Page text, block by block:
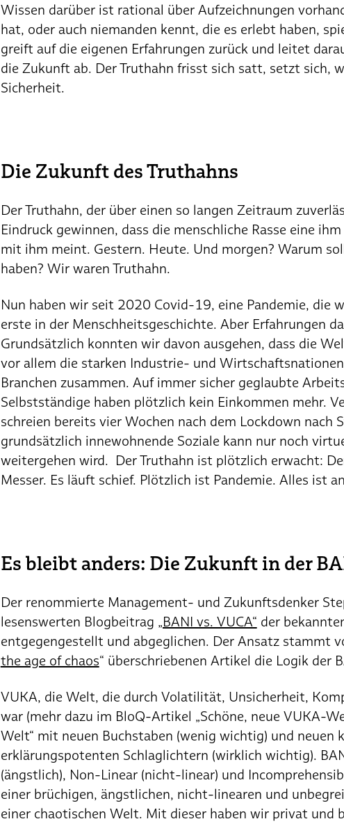
Wissen darüber ist rational über Aufzeichnungen
hat, oder auch niemanden kennt, die es erlebt haben,
greift auf die eigenen Erfahrungen zurück und leitet
die Zukunft ab. Der Truthahn frisst sich satt, setzt sich,
Sicherheit.
Die Zukunft des Truthahns
Der Truthahn, der über einen so langen Zeitraum
Eindruck gewinnen, dass die menschliche Rasse eine
mit ihm meint. Gestern. Heute. Und morgen? Warum
haben? Wir waren Truthahn.
Nun haben wir seit 2020 Covid-19, eine Pandemie, die
erste in der Menschheitsgeschichte. Aber Erfahrungen
Grundsätzlich konnten wir davon ausgehen, dass die
vor allem die starken Industrie- und
Branchen zusammen. Auf immer sicher geglaubte
Selbstständige haben plötzlich kein Einkommen mehr.
schreien bereits vier Wochen nach dem Lockdown nach
grundsätzlich innewohnende Soziale kann nur noch
weitergehen wird. Der Truthahn ist plötzlich erwacht:
Messer. Es läuft schief. Plötzlich ist Pandemie. Alles ist
Es bleibt anders: Die Zukunft in der
Der renommierte Management- und Zukunftsdenker
lesenswerten Blogbeitrag „BANI vs. VUCA“ der
entgegengestellt und abgeglichen. Der Ansatz stammt
the age of chaos“ überschriebenen Artikel die Logik der
VUKA, die Welt, die durch Volatilität, Unsicherheit,
war (mehr dazu im BloQ-Artikel „Schöne, neue VUKA-
Welt“ mit neuen Buchstaben (wenig wichtig) und neuen
erklärungspotenten Schlaglichtern (wirklich wichtig).
(ängstlich), Non-Linear (nicht-linear) und
einer brüchigen, ängstlichen, nicht-linearen und
einer chaotischen Welt. Mit dieser haben wir privat und